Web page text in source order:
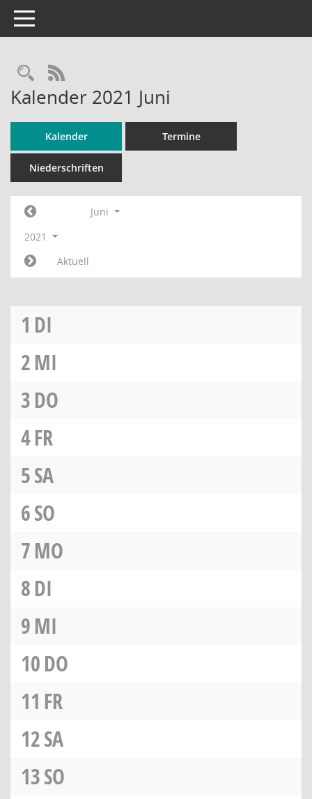
Toggle navigation
RSS-Feed
Kalender 2021 Juni
Kalender Termine
Niederschriften
Juni
2021
Aktuell
1 DI
2MI
3DO
4FR
5SA
6SO
7MO
8DI
9MI
10DO
11 FR
12SA
13SO